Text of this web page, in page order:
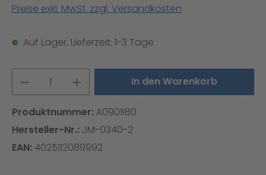
Preise exkl. MwSt. zzgl. Versandkosten
Auf Lager, Lieferzeit: 1-3 Tage
Produkt Anzahl: Gib denIn den Warenkorb
Produktnummer: A0901180
Hersteller-Nr.: JM-0340-2
EAN: 4025112089992